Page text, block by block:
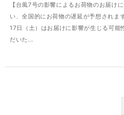
【台風7号の影響によるお荷物のお届け
い、全国的にお荷物の遅延が予想されま
17日（土）はお届けに影響が生じる可能
だいた...